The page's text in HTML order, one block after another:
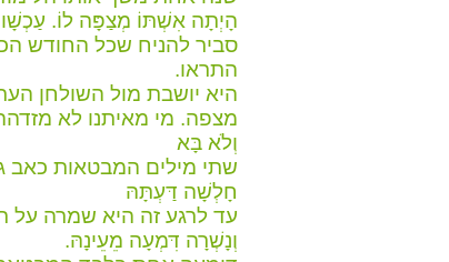
הָיְתָה אִשְׁתּוֹ מְצַפָּה לוֹ.
סביר להניח שכל החודש
התראו.
היא יושבת מול השולחן
מצפה. מי מאיתנו לא
וְלֹא בָּא
שתי מילים המבטאות כאב
חָלְשָׁה דַּעְתָּהּ
עד לרגע זה היא שמרה על
וְנָשְׁרָה דִּמְעָה מֵעֵינָהּ.